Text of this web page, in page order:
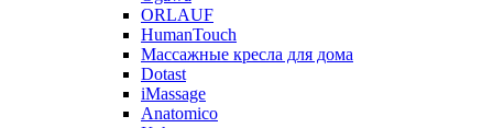
ORLAUF
HumanTouch
Массажные кресла для дома
Dotast
iMassage
Anatomico